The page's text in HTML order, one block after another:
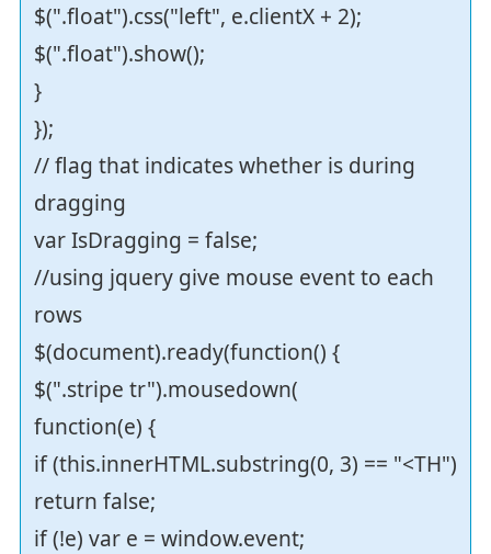
$(".float").css("left", e.clientX + 2);
$(".float").show();
}
});
// flag that indicates whether is during
dragging
var IsDragging = false;
//using jquery give mouse event to each
rows
$(document).ready(function() {
$(".stripe tr").mousedown(
function(e) {
if (this.innerHTML.substring(0, 3) == "<TH")
return false;
if (!e) var e = window.event;